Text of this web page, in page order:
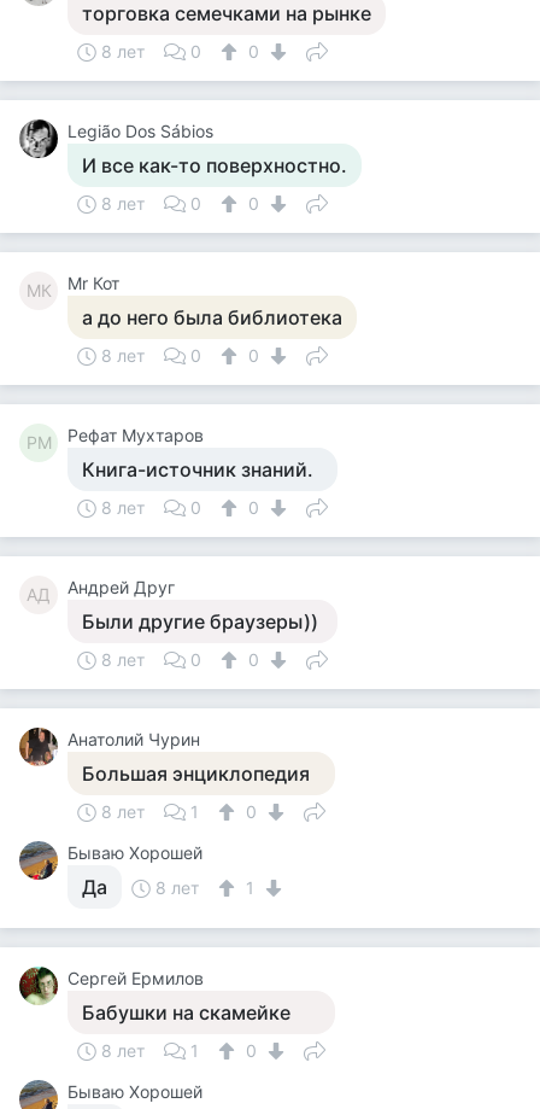
торговка семечками на рынке
8 лет 0 0
Legião Dos Sábios
И все как-то поверхностно.
8 лет 0 0
MК Mr Кот
а до него была библиотека
8 лет 0 0
РМ Рефат Мухтаров
Книга-источник знаний.
8 лет 0 0
АД Андрей Друг
Были другие браузеры))
8 лет 0 0
Анатолий Чурин
Большая энциклопедия
8 лет 1
0
Бываю Хорошей
Да 8 лет 1
Сергей Ермилов
Бабушки на скамейке
8 лет 1
0
Бываю Хорошей